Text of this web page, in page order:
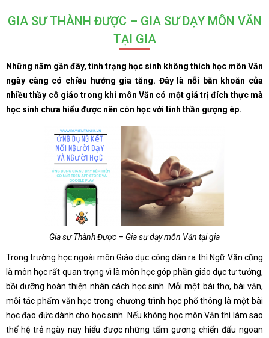
GIA SƯ THÀNH ĐƯỢC – GIA SƯ DẠY MÔN VĂN
TẠI GIA
Những năm gần đây, tình trạng học sinh không thích học môn Văn
ngày càng có chiều hướng gia tăng. Đây là nỗi băn khoăn của
nhiều thầy cô giáo trong khi môn Văn có một giá trị đích thực mà
học sinh chưa hiểu được nên còn học với tinh thần gượng ép.
Gia sư Thành Được – Gia sư dạy môn Văn tại gia
Trong trường học ngoài môn Giáo dục công dân ra thì Ngữ Văn cũng
là môn học rất quan trọng vì là môn học góp phần giáo dục tư tưởng,
bồi dưỡng hoàn thiện nhân cách học sinh. Mỗi một bài thơ, bài văn,
mỗi tác phẩm văn học trong chương trình học phổ thông là một bài
học đạo đức dành cho học sinh. Nếu không học môn Văn thì làm sao
thế hệ trẻ ngày nay hiểu được những tấm gương chiến đấu ngoan